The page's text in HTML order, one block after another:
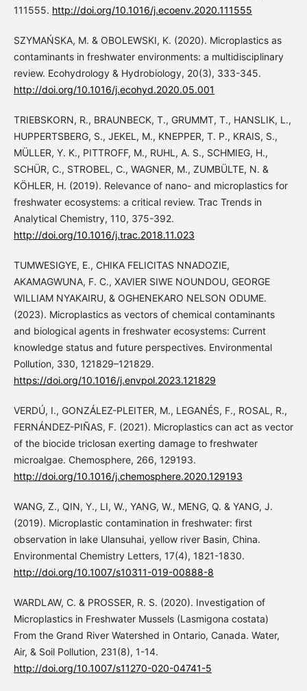
111555. http://doi.org/10.1016/j.ecoenv.2020.111555
SZYMAŃSKA, M. & OBOLEWSKI, K. (2020). Microplastics as
contaminants in freshwater environments: a multidisciplinary
review. Ecohydrology & Hydrobiology, 20(3), 333-345.
http://doi.org/10.1016/j.ecohyd.2020.05.001
TRIEBSKORN, R., BRAUNBECK, T., GRUMMT, T., HANSLIK, L.,
HUPPERTSBERG, S., JEKEL, M., KNEPPER, T. P., KRAIS, S.,
MÜLLER, Y. K., PITTROFF, M., RUHL, A. S., SCHMIEG, H.,
SCHÜR, C., STROBEL, C., WAGNER, M., ZUMBÜLTE, N. &
KÖHLER, H. (2019). Relevance of nano- and microplastics for
freshwater ecosystems: a critical review. Trac Trends in
Analytical Chemistry, 110, 375-392.
http://doi.org/10.1016/j.trac.2018.11.023
TUMWESIGYE, E., CHIKA FELICITAS NNADOZIE,
AKAMAGWUNA, F. C., XAVIER SIWE NOUNDOU, GEORGE
WILLIAM NYAKAIRU, & OGHENEKARO NELSON ODUME.
(2023). Microplastics as vectors of chemical contaminants
and biological agents in freshwater ecosystems: Current
knowledge status and future perspectives. Environmental
Pollution, 330, 121829–121829.
https://doi.org/10.1016/j.envpol.2023.121829
VERDÚ, I., GONZÁLEZ-PLEITER, M., LEGANÉS, F., ROSAL, R.,
FERNÁNDEZ-PIÑAS, F. (2021). Microplastics can act as vector
of the biocide triclosan exerting damage to freshwater
microalgae. Chemosphere, 266, 129193.
http://doi.org/10.1016/j.chemosphere.2020.129193
WANG, Z., QIN, Y., LI, W., YANG, W., MENG, Q. & YANG, J.
(2019). Microplastic contamination in freshwater: first
observation in lake Ulansuhai, yellow river Basin, China.
Environmental Chemistry Letters, 17(4), 1821-1830.
http://doi.org/10.1007/s10311-019-00888-8
WARDLAW, C. & PROSSER, R. S. (2020). Investigation of
Microplastics in Freshwater Mussels (Lasmigona costata)
From the Grand River Watershed in Ontario, Canada. Water,
Air, & Soil Pollution, 231(8), 1-14.
http://doi.org/10.1007/s11270-020-04741-5